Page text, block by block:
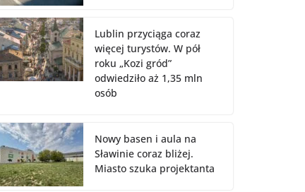
Lublin przyciąga coraz
więcej turystów. W pół
roku „Kozi gród”
odwiedziło aż 1,35 mln
osób
Nowy basen i aula na
Sławinie coraz bliżej.
Miasto szuka projektanta